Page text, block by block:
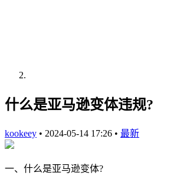
什么是亚马逊变体违规?
kookeey • 2024-05-14 17:26 • 最新
一、什么是亚马逊变体?